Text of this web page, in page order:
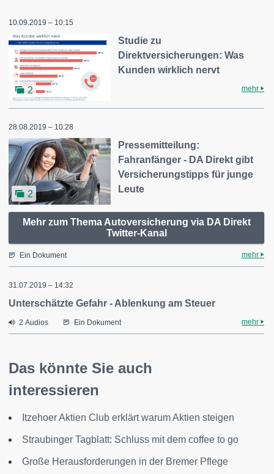
10.09.2019 – 10:15
2
Studie zu
Direktversicherungen: Was
Kunden wirklich nervt
mehr
28.08.2019 – 10:28
2
Pressemitteilung:
Fahranfänger - DA Direkt gibt
Versicherungstipps für junge
Leute
Mehr zum Thema Autoversicherung via DA Direkt
Twitter-Kanal
Ein Dokument mehr
31.07.2019 – 14:32
Unterschätzte Gefahr - Ablenkung am Steuer
2 Audios Ein Dokument mehr
Das könnte Sie auch
interessieren
Itzehoer Aktien Club erklärt warum Aktien steigen
Straubinger Tagblatt: Schluss mit dem coffee to go
Große Herausforderungen in der Bremer Pflege